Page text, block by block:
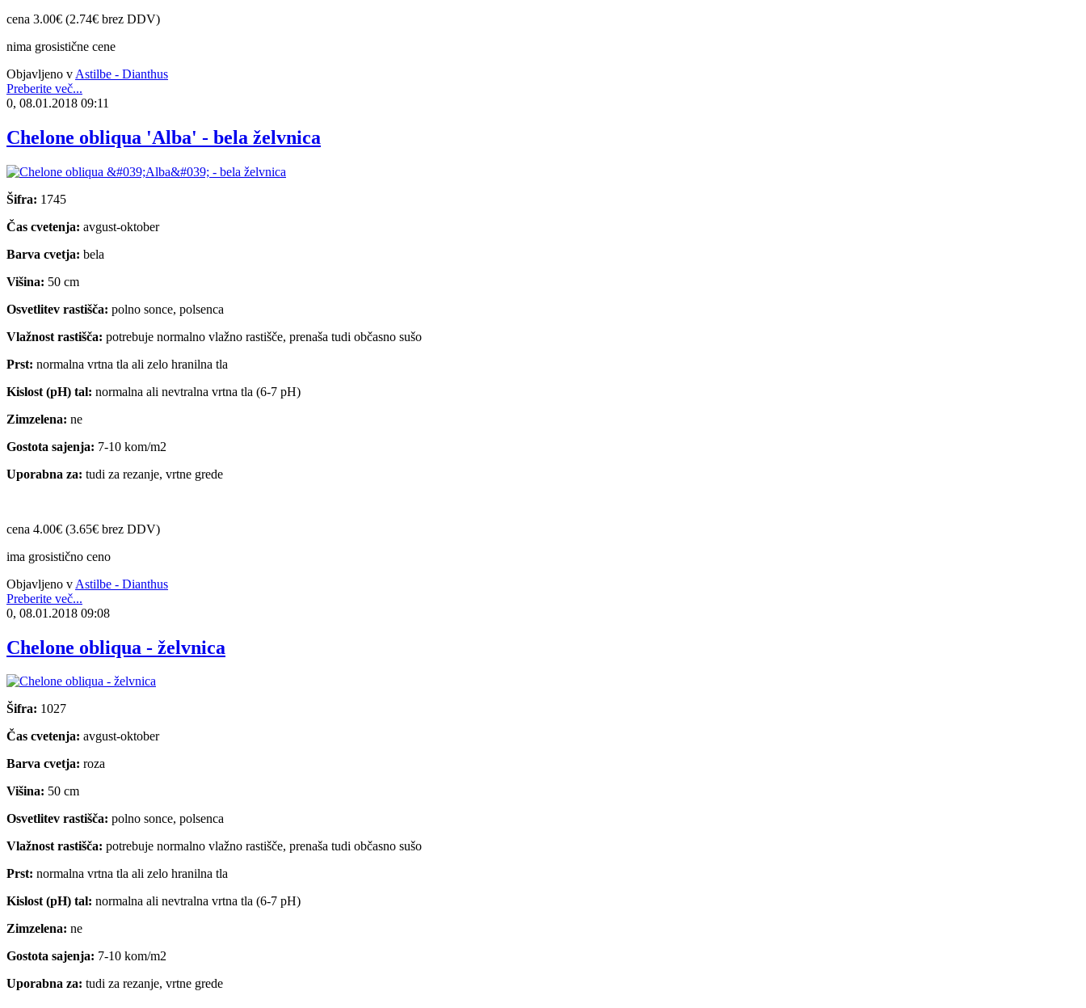
cena 3.00€ (2.74€ brez DDV)
nima grosistične cene
Objavljeno v Astilbe - Dianthus
Preberite več...
0, 08.01.2018 09:11
Chelone obliqua 'Alba' - bela želvnica
Šifra: 1745
Čas cvetenja: avgust-oktober
Barva cvetja: bela
Višina: 50 cm
Osvetlitev rastišča: polno sonce, polsenca
Vlažnost rastišča: potrebuje normalno vlažno rastišče, prenaša tudi občasno sušo
Prst: normalna vrtna tla ali zelo hranilna tla
Kislost (pH) tal: normalna ali nevtralna vrtna tla (6-7 pH)
Zimzelena: ne
Gostota sajenja: 7-10 kom/m2
Uporabna za: tudi za rezanje, vrtne grede
cena 4.00€ (3.65€ brez DDV)
ima grosistično ceno
Objavljeno v Astilbe - Dianthus
Preberite več...
0, 08.01.2018 09:08
Chelone obliqua - želvnica
Šifra: 1027
Čas cvetenja: avgust-oktober
Barva cvetja: roza
Višina: 50 cm
Osvetlitev rastišča: polno sonce, polsenca
Vlažnost rastišča: potrebuje normalno vlažno rastišče, prenaša tudi občasno sušo
Prst: normalna vrtna tla ali zelo hranilna tla
Kislost (pH) tal: normalna ali nevtralna vrtna tla (6-7 pH)
Zimzelena: ne
Gostota sajenja: 7-10 kom/m2
Uporabna za: tudi za rezanje, vrtne grede